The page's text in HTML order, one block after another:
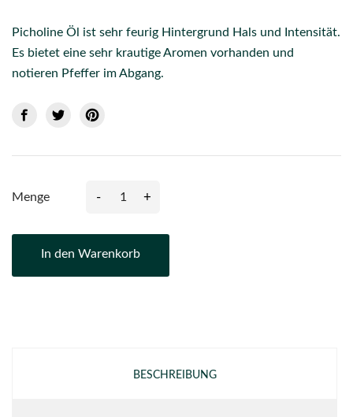
Picholine Öl ist sehr feurig Hintergrund Hals und Intensität.
Es bietet eine sehr krautige Aromen vorhanden und
notieren Pfeffer im Abgang.
Menge - +
In den Warenkorb
BESCHREIBUNG